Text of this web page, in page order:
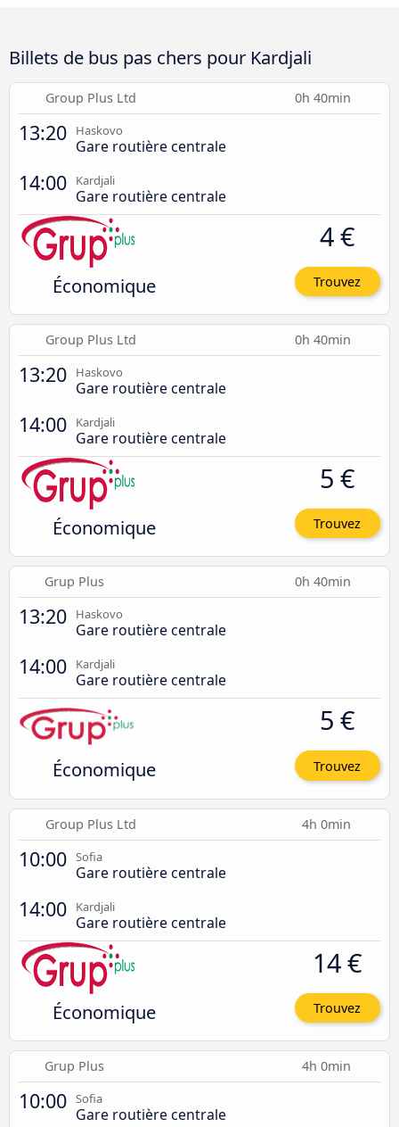
Billets de bus pas chers pour Kardjali
Group Plus Ltd 0h 40min
13:20 Haskovo
Gare routière centrale
14:00 Kardjali
Gare routière centrale
Économique
4 €
Trouvez
Group Plus Ltd 0h 40min
13:20 Haskovo
Gare routière centrale
14:00 Kardjali
Gare routière centrale
Économique
5 €
Trouvez
Grup Plus 0h 40min
13:20 Haskovo
Gare routière centrale
14:00 Kardjali
Gare routière centrale
Économique
5 €
Trouvez
Group Plus Ltd 4h 0min
10:00 Sofia
Gare routière centrale
14:00 Kardjali
Gare routière centrale
Économique
14 €
Trouvez
Grup Plus 4h 0min
10:00 Sofia
Gare routière centrale